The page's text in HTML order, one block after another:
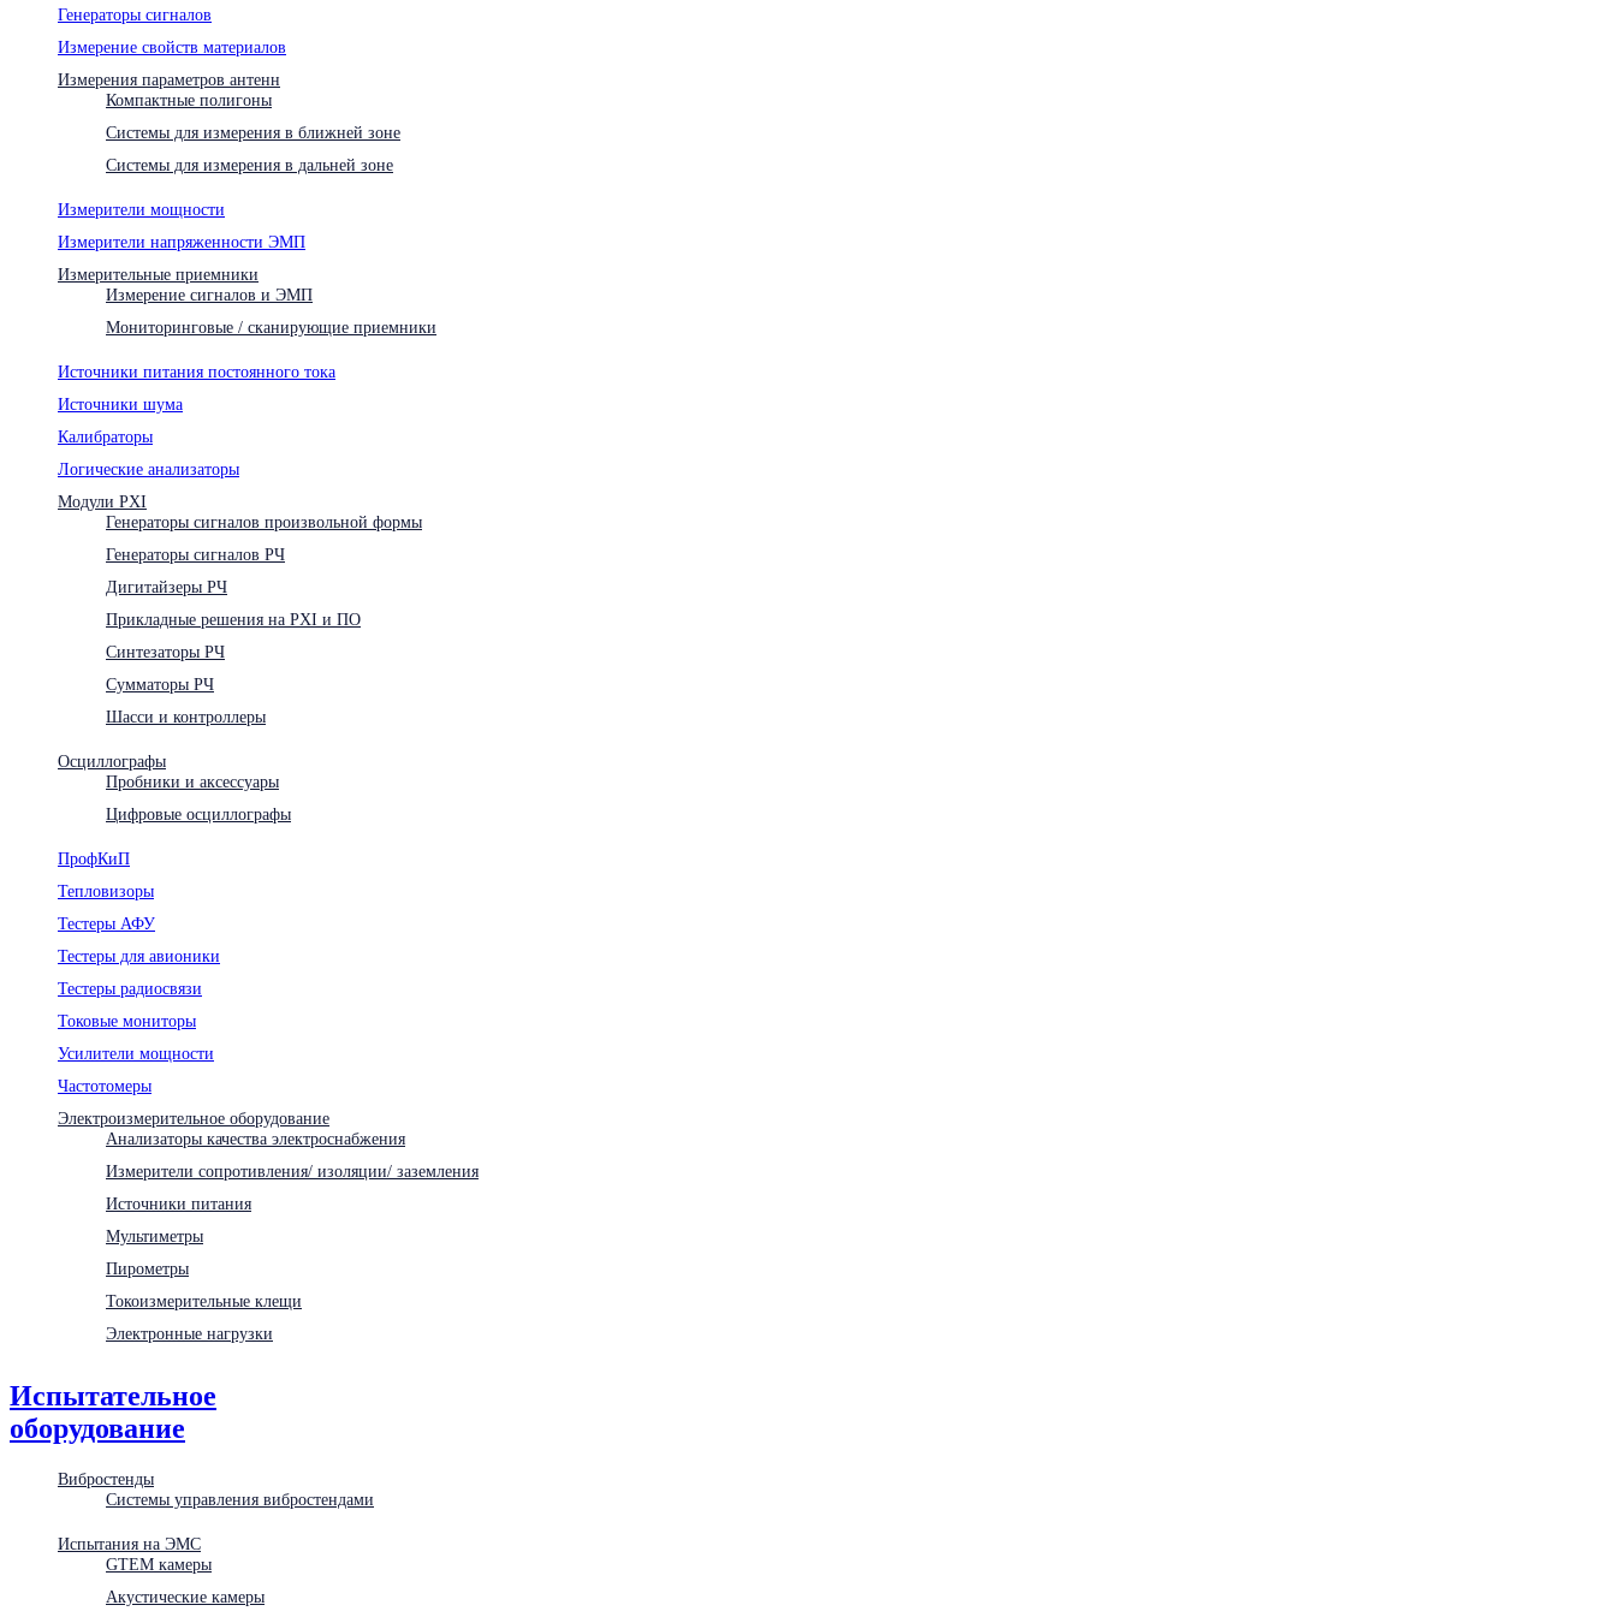
Генераторы сигналов
Измерение свойств материалов
Измерения параметров антенн
Компактные полигоны
Системы для измерения в ближней зоне
Системы для измерения в дальней зоне
Измерители мощности
Измерители напряженности ЭМП
Измерительные приемники
Измерение сигналов и ЭМП
Мониторинговые / сканирующие приемники
Источники питания постоянного тока
Источники шума
Калибраторы
Логические анализаторы
Модули PXI
Генераторы сигналов произвольной формы
Генераторы сигналов РЧ
Дигитайзеры РЧ
Прикладные решения на PXI и ПО
Синтезаторы РЧ
Сумматоры РЧ
Шасси и контроллеры
Осциллографы
Пробники и аксессуары
Цифровые осциллографы
ПрофКиП
Тепловизоры
Тестеры АФУ
Тестеры для авионики
Тестеры радиосвязи
Токовые мониторы
Усилители мощности
Частотомеры
Электроизмерительное оборудование
Анализаторы качества электроснабжения
Измерители сопротивления/ изоляции/ заземления
Источники питания
Мультиметры
Пирометры
Токоизмерительные клещи
Электронные нагрузки
Испытательное
оборудование
Вибростенды
Системы управления вибростендами
Испытания на ЭМС
GTEM камеры
Акустические камеры